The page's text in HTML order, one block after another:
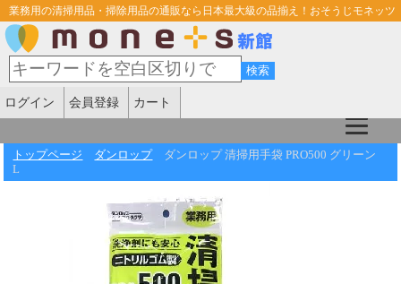
業務用の清掃用品・掃除用品の通販なら日本最大級の品揃え！おそうじモネッツ
ログイン 会員登録 カート
トップページ ダンロップ
ダンロップ 清掃用手袋 PRO500 グリーン
L